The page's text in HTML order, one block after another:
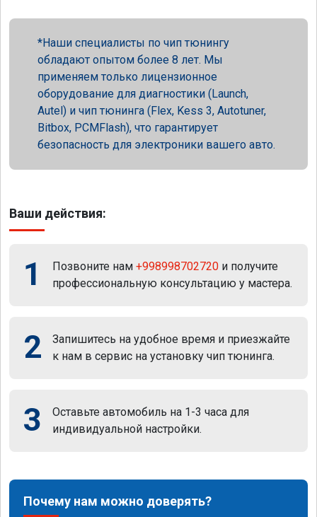
Наши специалисты по чип тюнингу
обладают опытом более 8 лет. Мы
применяем только лицензионное
оборудование для диагностики (Launch,
Autel) и чип тюнинга (Flex, Kess 3, Autotuner,
Bitbox, PCMFlash), что гарантирует
безопасность для электроники вашего авто.
Ваши действия:
1 Позвоните нам +998998702720 и получите
профессиональную консультацию у мастера.
2
Запишитесь на удобное время и приезжайте
к нам в сервис на установку чип тюнинга.
3
Оставьте автомобиль на 1-3 часа для
индивидуальной настройки.
Почему нам можно доверять?